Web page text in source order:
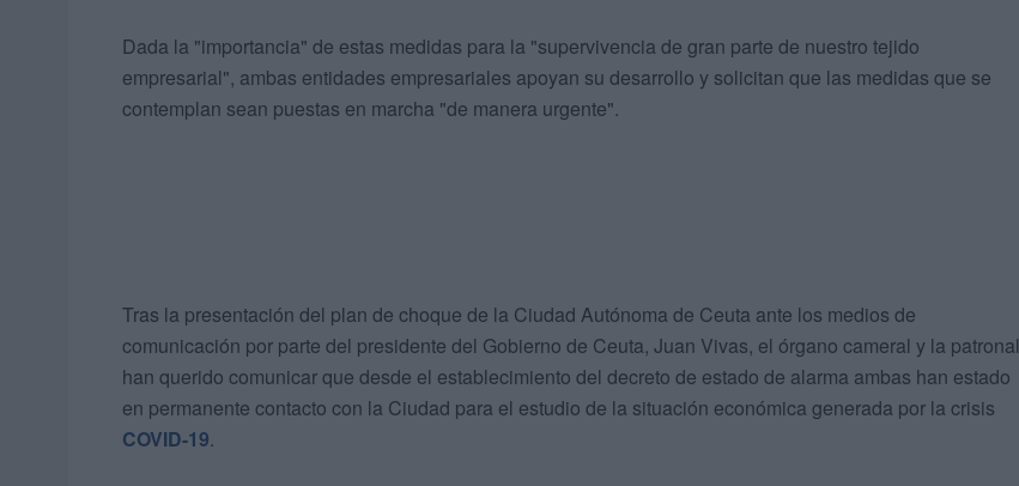
Dada la "importancia" de estas medidas para la "supervivencia de gran parte de nuestro tejido
empresarial", ambas entidades empresariales apoyan su desarrollo y solicitan que las medidas que se
contemplan sean puestas en marcha "de manera urgente".
Tras la presentación del plan de choque de la Ciudad Autónoma de Ceuta ante los medios de
comunicación por parte del presidente del Gobierno de Ceuta, Juan Vivas, el órgano cameral y la patronal
han querido comunicar que desde el establecimiento del decreto de estado de alarma ambas han estado
en permanente contacto con la Ciudad para el estudio de la situación económica generada por la crisis
COVID-19.